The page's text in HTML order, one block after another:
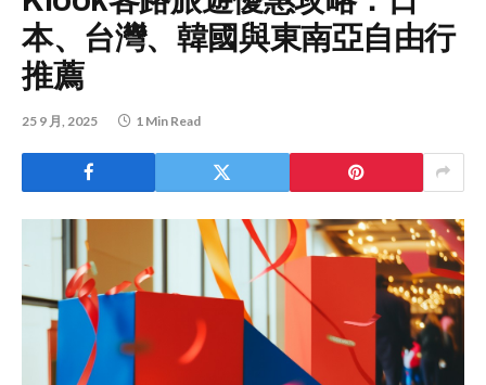
本、台灣、韓國與東南亞自由行
推薦
25 9 月, 2025 1 Min Read